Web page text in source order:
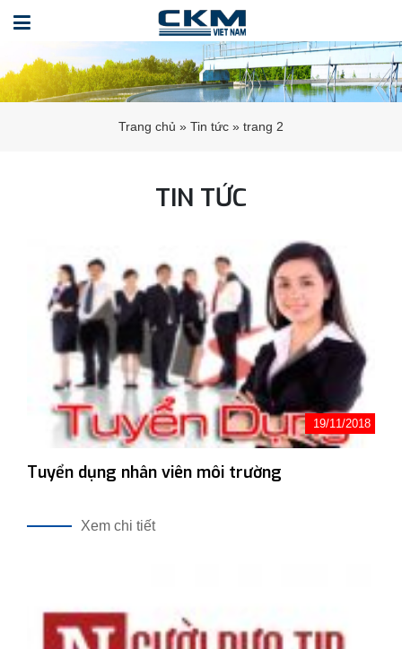
Trang chủ » Tin tức » trang 2
TIN TỨC
19/11/2018
Tuyển dụng nhân viên môi trường
Xem chi tiết